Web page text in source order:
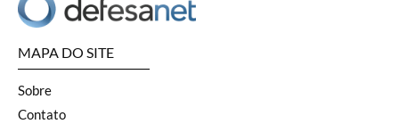
MAPA DO SITE
Sobre
Contato